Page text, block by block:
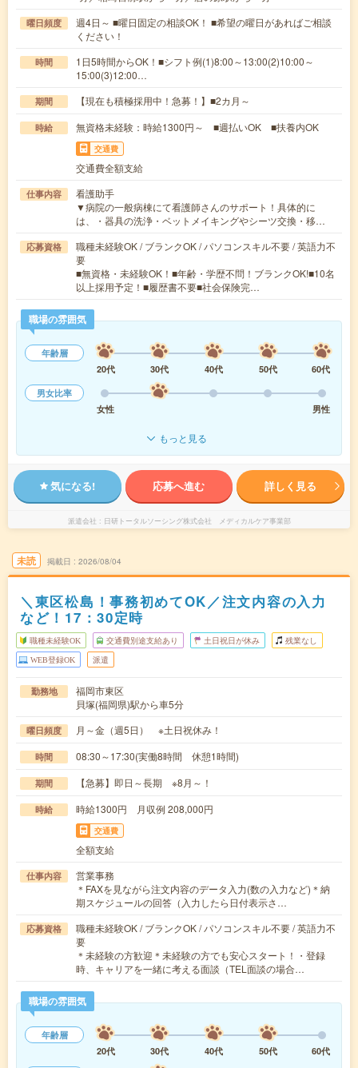
曜日頻度
週4日～ ■曜日固定の相談OK！ ■希望の曜日があればご相談
ください！
時間
1日5時間からOK！■シフト例(1)8:00～13:00(2)10:00～
15:00(3)12:00…
期間 【現在も積極採用中！急募！】■2カ月～
時給 無資格未経験：時給1300円～ ■週払いOK ■扶養内OK
交通費
交通費全額支給
仕事内容
看護助手
▼病院の一般病棟にて看護師さんのサポート！具体的に
は、・器具の洗浄・ベットメイキングやシーツ交換・移…
応募資格
職種未経験OK / ブランクOK / パソコンスキル不要 / 英語力不
要
■無資格・未経験OK！■年齢・学歴不問！ブランクOK!■10名
以上採用予定！■履歴書不要■社会保険完…
職場の雰囲気
年齢層
20代
30代 40代 50代
60代
男女比率
女性
男性
もっと見る
気になる! 応募へ進む 詳しく見る
派遣会社 日研トータルソーシング株式会社 メディカルケア事業部
未読 掲載日 2026/08/04
＼東区松島！事務初めてOK／注文内容の入力
など！17：30定時
職種未経験OK 交通費別途支給あり 土日祝日が休み 残業なし
WEB登録OK 派遣
勤務地
福岡市東区
貝塚(福岡県)駅から車5分
曜日頻度 月～金（週5日） ※土日祝休み！
時間 08:30～17:30(実働8時間 休憩1時間)
期間 【急募】即日～長期 ※8月～！
時給 時給1300円 月収例 208,000円
交通費
全額支給
仕事内容
営業事務
＊FAXを見ながら注文内容のデータ入力(数の入力など)＊納
期スケジュールの回答（入力したら日付表示さ…
応募資格
職種未経験OK / ブランクOK / パソコンスキル不要 / 英語力不
要
＊未経験の方歓迎＊未経験の方でも安心スタート！・登録
時、キャリアを一緒に考える面談（TEL面談の場合…
職場の雰囲気
年齢層
20代
30代 40代 50代
60代